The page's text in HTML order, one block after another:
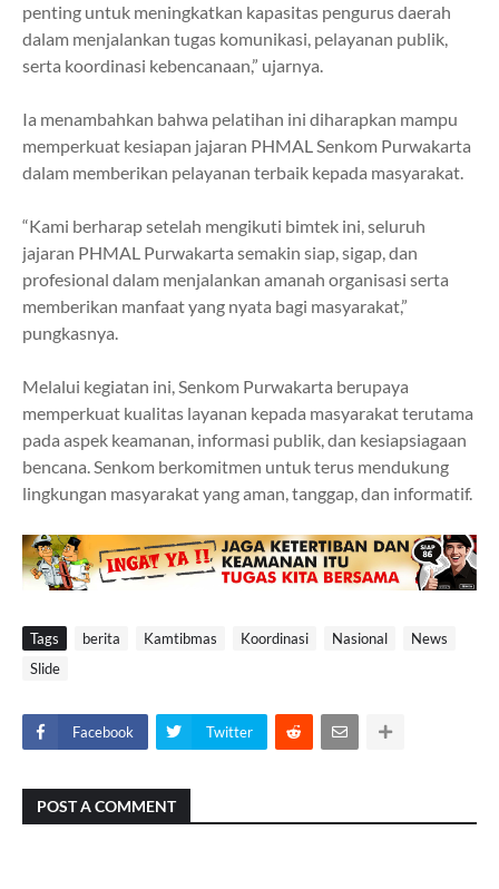
penting untuk meningkatkan kapasitas pengurus daerah
dalam menjalankan tugas komunikasi, pelayanan publik,
serta koordinasi kebencanaan,” ujarnya.
Ia menambahkan bahwa pelatihan ini diharapkan mampu
memperkuat kesiapan jajaran PHMAL Senkom Purwakarta
dalam memberikan pelayanan terbaik kepada masyarakat.
“Kami berharap setelah mengikuti bimtek ini, seluruh
jajaran PHMAL Purwakarta semakin siap, sigap, dan
profesional dalam menjalankan amanah organisasi serta
memberikan manfaat yang nyata bagi masyarakat,”
pungkasnya.
Melalui kegiatan ini, Senkom Purwakarta berupaya
memperkuat kualitas layanan kepada masyarakat terutama
pada aspek keamanan, informasi publik, dan kesiapsiagaan
bencana. Senkom berkomitmen untuk terus mendukung
lingkungan masyarakat yang aman, tanggap, dan informatif.
Tags berita Kamtibmas Koordinasi Nasional
News
Slide
Facebook Twitter
POST A COMMENT